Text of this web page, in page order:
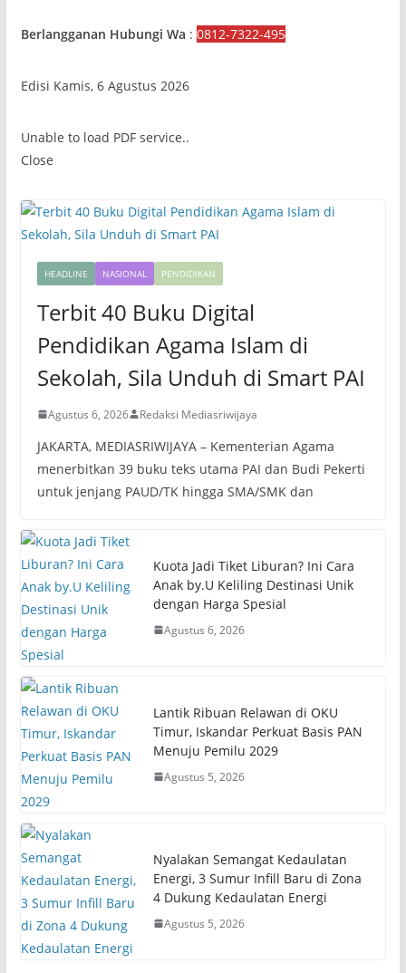
Berlangganan Hubungi Wa : 0812-7322-495
Edisi Kamis, 6 Agustus 2026
Unable to load PDF service..
Close
HEADLINE NASIONAL PENDIDIKAN
Terbit 40 Buku Digital
Pendidikan Agama Islam di
Sekolah, Sila Unduh di Smart PAI
Agustus 6, 2026 Redaksi Mediasriwijaya
JAKARTA, MEDIASRIWIJAYA – Kementerian Agama
menerbitkan 39 buku teks utama PAI dan Budi Pekerti
untuk jenjang PAUD/TK hingga SMA/SMK dan
Kuota Jadi Tiket Liburan? Ini Cara
Anak by.U Keliling Destinasi Unik
dengan Harga Spesial
Agustus 6, 2026
Lantik Ribuan Relawan di OKU
Timur, Iskandar Perkuat Basis PAN
Menuju Pemilu 2029
Agustus 5, 2026
Nyalakan Semangat Kedaulatan
Energi, 3 Sumur Infill Baru di Zona
4 Dukung Kedaulatan Energi
Agustus 5, 2026